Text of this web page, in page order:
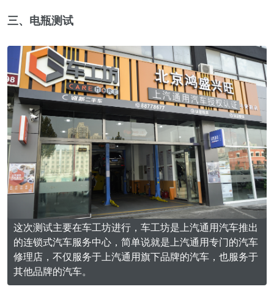
三、电瓶测试
这次测试主要在车工坊进行，车工坊是上汽通用汽车推出
的连锁式汽车服务中心，简单说就是上汽通用专门的汽车
修理店，不仅服务于上汽通用旗下品牌的汽车，也服务于
其他品牌的汽车。